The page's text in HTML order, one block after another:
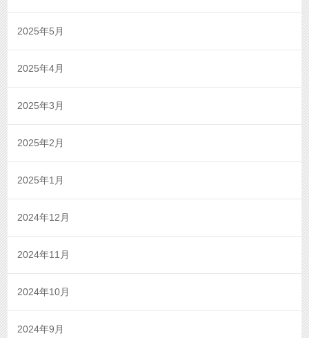
2025年5月
2025年4月
2025年3月
2025年2月
2025年1月
2024年12月
2024年11月
2024年10月
2024年9月